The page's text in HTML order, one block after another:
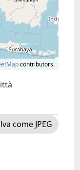
contributors.
come JPEG